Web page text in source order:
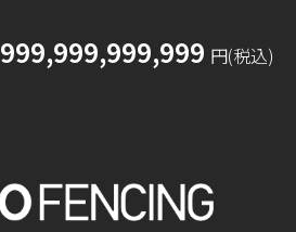
999,999,999,999 円(税込)